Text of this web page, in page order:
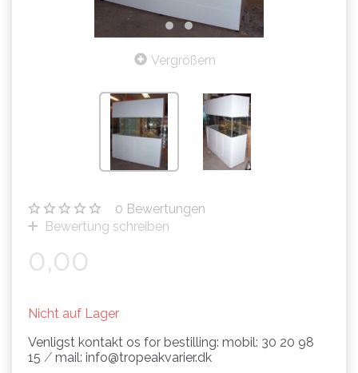
Vergrößern
0 Bewertungen
Bewertung schreiben
0,00
Nicht auf Lager
Venligst kontakt os for bestilling: mobil: 30 20 98
15 ⁄ mail: info@tropeakvarier.dk